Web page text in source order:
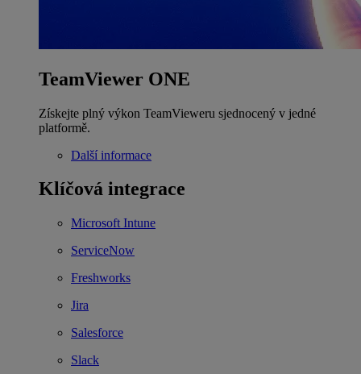
TeamViewer ONE
Získejte plný výkon TeamVieweru sjednocený v jedné
platformě.
Další informace
Klíčová integrace
Microsoft Intune
ServiceNow
Freshworks
Jira
Salesforce
Slack